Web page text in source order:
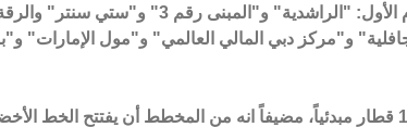
وتتضمن المحطات التي ستفتتح منذ اليوم الأول: "الراشدية" و"المبنى رقم 3" و"ستي سنتر"
و"مركز دبي المالي العالمي" و"مول الإمارات"
وذكر الطاير أن الخط الأحمر سيتضمن 11 قطار مبدئياً، مضيفاً انه من المخطط أن يفتتح الخط